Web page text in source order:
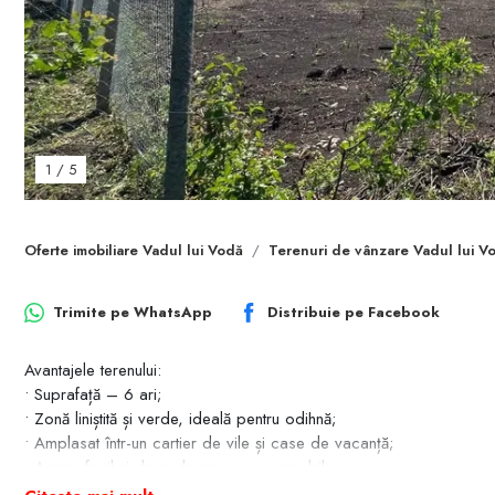
1 / 5
Oferte imobiliare Vadul lui Vodă Terenuri de vânzare Vadul lui
Trimite pe WhatsApp Distribuie pe Facebook
Avantajele terenului:
• Suprafață – 6 ari;
• Zonă liniștită și verde, ideală pentru odihnă;
• Amplasat într-un cartier de vile și case de vacanță;
• Acces facil și drum de acces convenabil;